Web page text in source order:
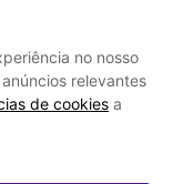
no nosso
relevantes
de cookies a